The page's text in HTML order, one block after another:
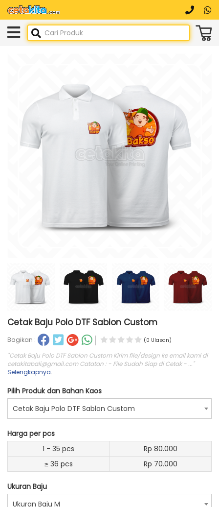
Cetak Baju Polo DTF Sablon Custom
Bagikan : (0 Ulasan)
"Cetak Baju Polo DTF Sablon Custom Kirim file/design ke email kami di
cetakitabali@gmail.comCatatan : - File Sudah Siap di Cetak - ..."
Selengkapnya.
Pilih Produk dan Bahan Kaos
Cetak Baju Polo DTF Sablon Custom
Harga per pcs
1 - 35 pcs
Rp 80.000
≥ 36 pcs
Rp 70.000
Ukuran Baju
Ukuran Baju M